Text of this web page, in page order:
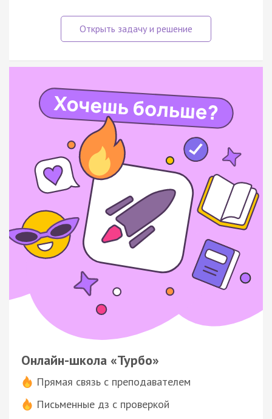
Онлайн-школа «Турбо»
Прямая связь с преподавателем
Письменные дз с проверкой